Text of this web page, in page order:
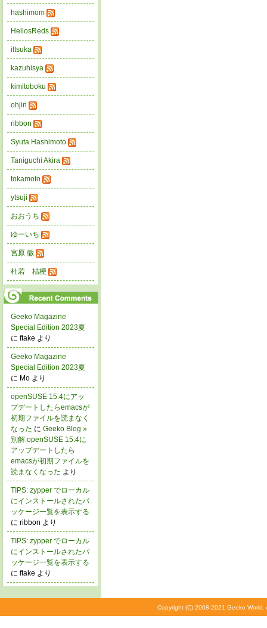
hashimom
HeliosReds
iltsuka
kazuhisya
kimitoboku
ohjin
ribbon
Syuta Hashimoto
Taniguchi Akira
tokamoto
ytsuji
おおうち
ゆーいち
宮原 徹
杜若 桔梗
Geeko Magazine
Special Edition 2023夏
に ftake より
Geeko Magazine
Special Edition 2023夏
に Mo より
openSUSE 15.4にアッ
プデートしたらemacsが
初期ファイルを読まなく
なった に Geeko Blog »
別解:openSUSE 15.4に
アップデートしたら
emacsが初期ファイルを
読まなくなった より
TIPS: zypper でローカル
にインストールされたパ
ッケージ一覧を表示する
に ribbon より
TIPS: zypper でローカル
にインストールされたパ
ッケージ一覧を表示する
に ftake より
Copyright (C) 2008-2021 Geeko